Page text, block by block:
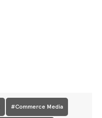
#Commerce Media